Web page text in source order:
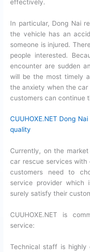
effectively.
In particular, Dong Nai
the vehicle has an
someone is injured.
people interested.
encounter are sudden
will be the most timely
the anxiety when the car
customers can continue
CUUHOXE.NET Dong
quality
Currently, on the
car rescue services
customers need to
service provider which
surely satisfy their
CUUHOXE.NET is
service:
Technical staff is highly